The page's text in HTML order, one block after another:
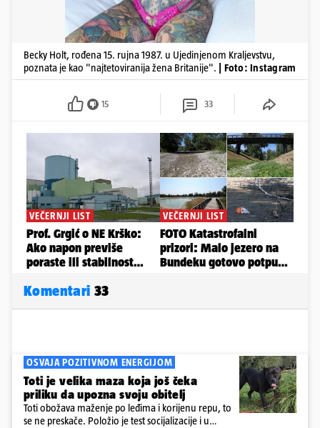
Becky Holt, rođena 15. rujna 1987. u Ujedinjenom Kraljevstvu,
poznata je kao "najtetoviranija žena Britanije".
| Foto: Instagram
15 33
Komentari 33
OSVAJA POZITIVNOM ENERGIJOM
Toti je velika maza koja još čeka
priliku da upozna svoju obitelj
Toti obožava maženje po leđima i korijenu repu, to
se ne preskače. Položio je test socijalizacije i u